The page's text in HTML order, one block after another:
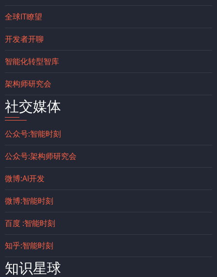
全球IT瞭望
开发者开聊
智能化转型智库
架构师研究会
社交媒体
公众号:智能时刻
公众号:架构师研究会
微博:AI开发
微博:智能时刻
百度 :智能时刻
知乎:智能时刻
知识星球